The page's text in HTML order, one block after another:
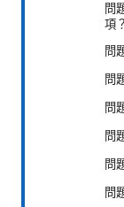
問
項？
問
問
問
問
問
問